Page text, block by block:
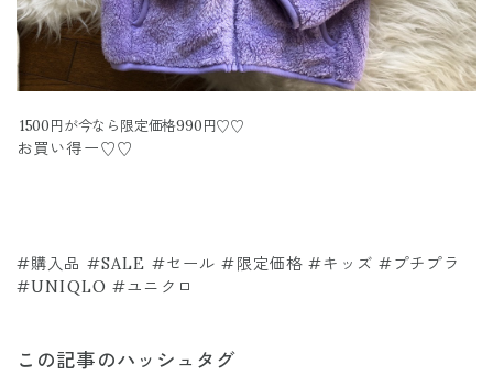
1500円が今なら限定価格990円♡♡
お買い得ー♡♡
#購入品 #SALE #セール #限定価格 #キッズ #プチプラ
#UNIQLO #ユニクロ
この記事のハッシュタグ